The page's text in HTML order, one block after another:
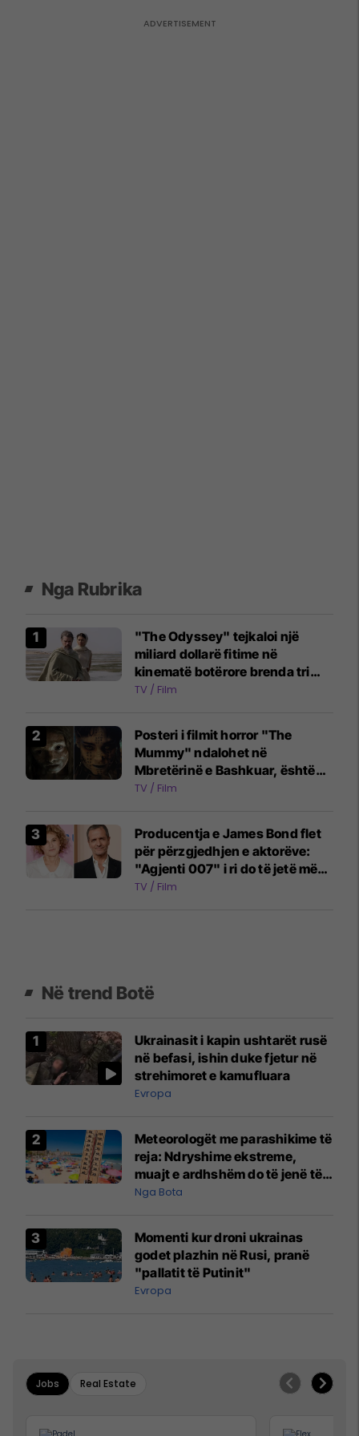
Nga Rubrika
"The Odyssey" tejkaloi një
miliard dollarë fitime në
kinematë botërore brenda tri
javësh
TV / Film
Posteri i filmit horror "The
Mummy" ndalohet në
Mbretërinë e Bashkuar, është
konsideruar shumë shqetësues
TV / Film
Producentja e James Bond flet
për përzgjedhjen e aktorëve:
"Agjenti 007" i ri do të jetë më
emocionues dhe ndryshe
TV / Film
Në trend Botë
Ukrainasit i kapin ushtarët rusë
në befasi, ishin duke fjetur në
strehimoret e kamufluara
Evropa
Meteorologët me parashikime të
reja: Ndryshime ekstreme,
muajt e ardhshëm do të jenë të
pazakontë
Nga Bota
Momenti kur droni ukrainas
godet plazhin në Rusi, pranë
"pallatit të Putinit"
Evropa
Jobs Real Estate